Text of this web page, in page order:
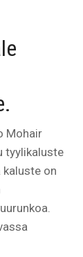
Mohair
tyylikaluste
kaluste on